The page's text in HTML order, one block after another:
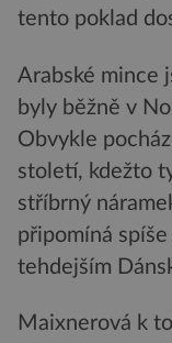
tento poklad
Arabské mince
byly běžně v
Obvykle
století, kdežto
stříbrný
připomíná
tehdejším
Maixnerová k